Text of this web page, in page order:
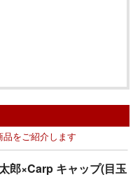
をご紹介します
郎×Carp キャップ(目玉